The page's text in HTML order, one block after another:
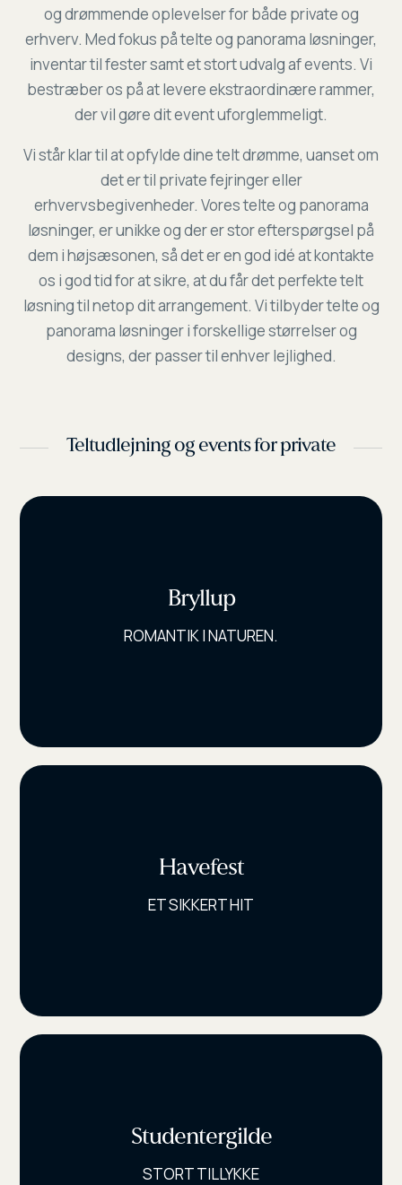
og drømmende oplevelser for både private og
erhverv. Med fokus på telte og panorama løsninger,
inventar til fester samt et stort udvalg af events. Vi
bestræber os på at levere ekstraordinære rammer,
der vil gøre dit event uforglemmeligt.
Vi står klar til at opfylde dine telt drømme, uanset om
det er til private fejringer eller
erhvervsbegivenheder. Vores telte og panorama
løsninger, er unikke og der er stor efterspørgsel på
dem i højsæsonen, så det er en god idé at kontakte
os i god tid for at sikre, at du får det perfekte telt
løsning til netop dit arrangement. Vi tilbyder telte og
panorama løsninger i forskellige størrelser og
designs, der passer til enhver lejlighed.
Teltudlejning og events for private
Bryllup
ROMANTIK I NATUREN.
Havefest
ET SIKKERT HIT
Studentergilde
STORT TILLYKKE